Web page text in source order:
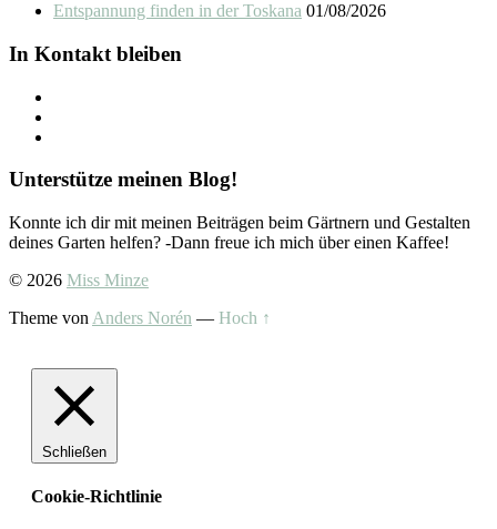
Entspannung finden in der Toskana 01/08/2026
In Kontakt bleiben
Unterstütze meinen Blog!
Konnte ich dir mit meinen Beiträgen beim Gärtnern und Gestalten
deines Garten helfen? -Dann freue ich mich über einen Kaffee!
© 2026 Miss Minze
Theme von Anders Norén — Hoch ↑
Schließen
Cookie-Richtlinie